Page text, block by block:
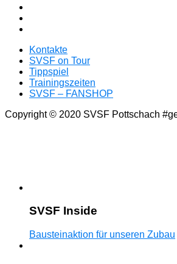
Kontakte
SVSF on Tour
Tippspiel
Trainingszeiten
SVSF – FANSHOP
Copyright © 2020 SVSF Pottschach
SVSF Inside
Bausteinaktion für unseren Zubau